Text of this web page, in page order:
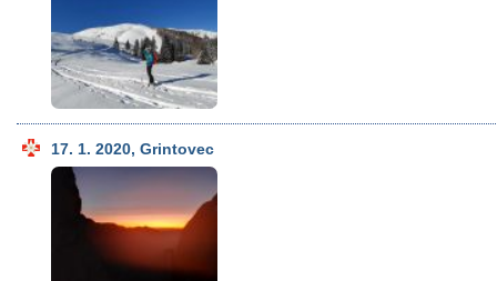
17. 1. 2020, Grintovec